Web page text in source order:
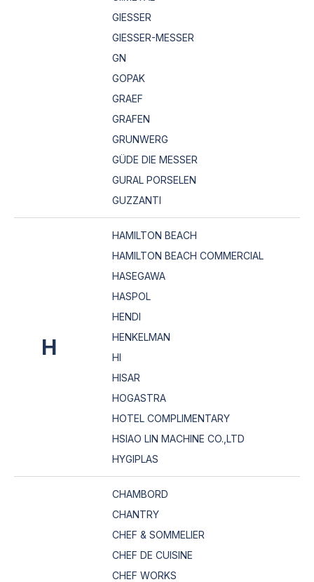
GIESSER
GIESSER-MESSER
GN
GOPAK
GRAEF
GRAFEN
GRUNWERG
GÜDE DIE MESSER
GURAL PORSELEN
GUZZANTI
H
HAMILTON BEACH
HAMILTON BEACH COMMERCIAL
HASEGAWA
HASPOL
HENDI
HENKELMAN
HI
HISAR
HOGASTRA
HOTEL COMPLIMENTARY
HSIAO LIN MACHINE CO.,LTD
HYGIPLAS
CHAMBORD
CHANTRY
CHEF & SOMMELIER
CHEF DE CUISINE
CHEF WORKS